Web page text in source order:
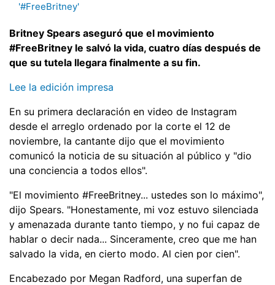
'#FreeBritney'
Britney Spears aseguró que el movimiento
#FreeBritney le salvó la vida, cuatro días después de
que su tutela llegara finalmente a su fin.
Lee la edición impresa
En su primera declaración en video de Instagram
desde el arreglo ordenado por la corte el 12 de
noviembre, la cantante dijo que el movimiento
comunicó la noticia de su situación al público y "dio
una conciencia a todos ellos".
"El movimiento #FreeBritney... ustedes son lo máximo",
dijo Spears. "Honestamente, mi voz estuvo silenciada
y amenazada durante tanto tiempo, y no fui capaz de
hablar o decir nada... Sinceramente, creo que me han
salvado la vida, en cierto modo. Al cien por cien".
Encabezado por Megan Radford, una superfan de